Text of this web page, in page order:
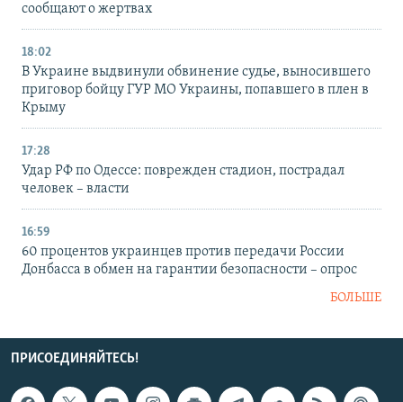
сообщают о жертвах
18:02
В Украине выдвинули обвинение судье, выносившего
приговор бойцу ГУР МО Украины, попавшего в плен в
Крыму
17:28
Удар РФ по Одессе: поврежден стадион, пострадал
человек – власти
16:59
60 процентов украинцев против передачи России
Донбасса в обмен на гарантии безопасности – опрос
БОЛЬШЕ
ПРИСОЕДИНЯЙТЕСЬ!